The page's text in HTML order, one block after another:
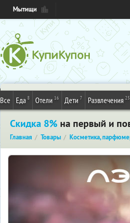
Мытищи
Все Еда 8 Отели 16 Дети 7 Развлечения 25
Скидка 8% на первый и
Главная Товары Косметика,